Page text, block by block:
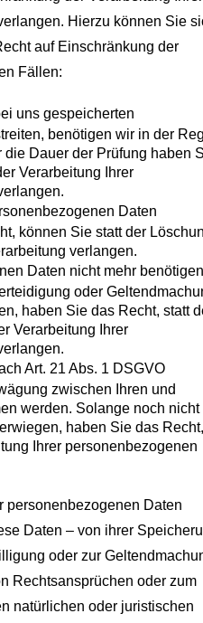
Hierzu können Sie
auf Einschränkung der
Fällen:
uns gespeicherten
benötigen wir in der
die Dauer der Prüfung haben
Verarbeitung Ihrer
Daten
können Sie statt der
verlangen.
Daten nicht mehr
oder
haben Sie das Recht, statt
Verarbeitung Ihrer
Art. 21 Abs. 1 DSGVO
zwischen Ihren und
werden. Solange noch nicht
haben Sie das Recht,
Ihrer personenbezogenen
personenbezogenen Daten
Daten – von ihrer
oder zur
Rechtsansprüchen oder zum
natürlichen oder juristischen